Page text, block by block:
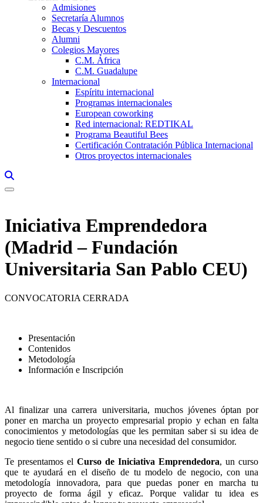
Admisiones
Secretaría Alumnos
Becas y Descuentos
Alumni
Colegios Mayores
C.M. África
C.M. Guadalupe
Internacional
Espíritu internacional
Programas internacionales
European coworking
Red internacional: REDTIKAL
Programa Beautiful Bees
Certificación Contratación Pública Internacional
Otros proyectos internacionales
Iniciativa Emprendedora
(Madrid – Fundación
Universitaria San Pablo CEU)
CONVOCATORIA CERRADA
Presentación
Contenidos
Metodología
Información e Inscripción
Al finalizar una carrera universitaria, muchos jóvenes óptan por
poner en marcha un proyecto empresarial propio y echan en falta
conocimientos y metodologías que les permitan saber si su idea de
negocio tiene sentido o si cubre una necesidad del consumidor.
Te presentamos el Curso de Iniciativa Emprendedora, un curso
que te ayudará en el diseño de tu modelo de negocio, con una
metodología innovadora, para que puedas poner en marcha tu
proyecto de forma ágil y eficaz. Porque validar tu idea es